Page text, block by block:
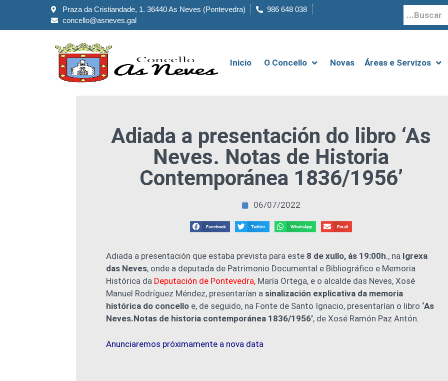
Praza da Cristiandade, 1. 36440 As Neves (Pontevedra)
986 648 038
concello@asneves.gal
Inicio O Concello Novas Áreas e Servizos
Adiada a presentación do libro ‘As
Neves. Notas de Historia
Contemporánea 1836/1956’
06/07/2022
Facebook Twitter WhatsApp Email
Adiada a presentación que estaba prevista para este 8 de xullo, ás 19:00h., na Igrexa
das Neves, onde a deputada de Patrimonio Documental e Bibliográfico e Memoria
Histórica da Deputación de Pontevedra, María Ortega, e o alcalde das Neves, Xosé
Manuel Rodríguez Méndez, presentarían a sinalización explicativa da memoria
histórica do concello e, de seguido, na Fonte de Santo Ignacio, presentarían o libro ‘As
Neves.Notas de historia contemporánea 1836/1956’, de Xosé Ramón Paz Antón.
Anunciaremos próximamente a nova data